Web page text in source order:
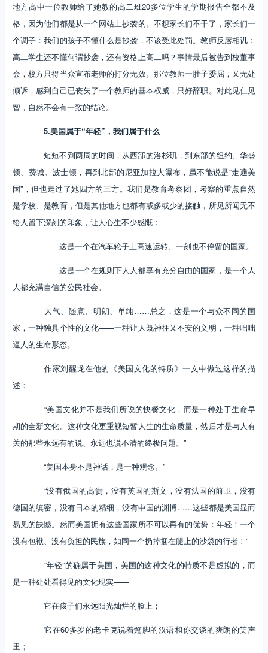
地方高中一位教师给了她教的高二班20多位学生的学期报告全都不及
格，因为他们都是从一个网站上抄袭的。不想家长们不干了，家长们一
个调子：我们的孩子不懂什么是抄袭，不该受此处罚。教师反唇相讥：
高二学生还不懂何谓抄袭，还有资格上高二吗？事情最后被告到校董事
会，校方只得当众宣布老师的打分无效。那位教师一肚子委屈，又无处
倾诉，感到自己已丧失了一个教师的基本权威，只好辞职。对此见仁见
智，自然不会有一致的结论。
5.美国属于“年轻”，我们属于什么
短短不到两周的时间，从西部的洛杉矶，到东部的纽约、华盛
顿、费城、波士顿，再到北部的尼亚加拉大瀑布，虽不能说是“走遍美
国”，但也走过了她四方的三方。我们是教育考察团，考察的重点自然
是学校、是教育，但是其他地方也都有或多或少的接触，所见所闻无不
给人留下深刻的印象，让人心生不少感慨：
——这是一个在汽车轮子上高速运转、一刻也不停留的国家。
——这是一个在规则下人人都享有充分自由的国家，是一个人
人都充满自信的公民社会。
大气、随意、明朗、单纯……总之，这是一个与众不同的国
家，一种独具个性的文化——一种让人既神往又不安的文明，一种咄咄
逼人的生命形态。
作家刘醒龙在他的《美国文化的特质》一文中做过这样的描
述：
“美国文化并不是我们所说的快餐文化，而是一种处于生命早
期的全新文化。这种文化更重视短暂人生的生命质量，然后才是与人有
关的那些永远有的说、永远也说不清的终极问题。”
“美国本身不是神话，是一种观念。”
“没有俄国的高贵，没有英国的斯文，没有法国的前卫，没有
德国的缜密，没有日本的精细，没有中国的渊博……这些都是美国显而
易见的缺憾。然而美国拥有这些国家所不可以再有的优势：年轻！一个
没有包袱、没有负担的民族，如同一个扔掉捆在腿上的沙袋的行者！”
“年轻”的确属于美国，美国的这种文化的特质不是虚拟的，而
是一种处处看得见的文化现实——
它在孩子们永远阳光灿烂的脸上；
它在60多岁的老卡克说着蹩脚的汉语和你交谈的爽朗的笑声
里；